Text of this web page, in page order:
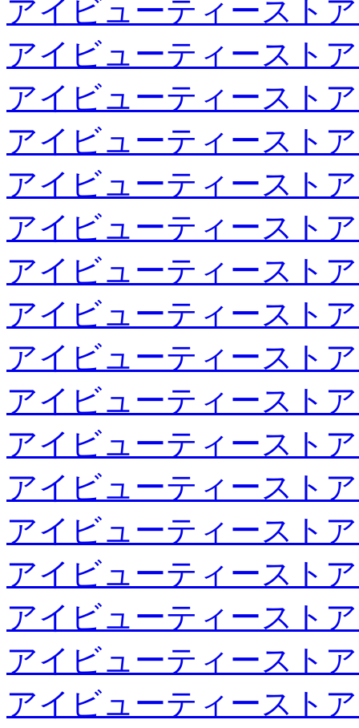
アイビューティースト
アイビューティースト
アイビューティースト
アイビューティースト
アイビューティースト
アイビューティースト
アイビューティースト
アイビューティースト
アイビューティースト
アイビューティースト
アイビューティースト
アイビューティースト
アイビューティースト
アイビューティースト
アイビューティースト
アイビューティースト
アイビューティースト